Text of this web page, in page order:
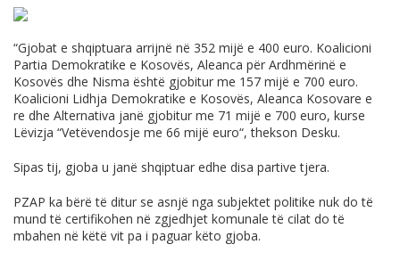
“Gjobat e shqiptuara arrijnë në 352 mijë e 400 euro. Koalicioni
Partia Demokratike e Kosovës, Aleanca për Ardhmërinë e
Kosovës dhe Nisma është gjobitur me 157 mijë e 700 euro.
Koalicioni Lidhja Demokratike e Kosovës, Aleanca Kosovare e
re dhe Alternativa janë gjobitur me 71 mijë e 700 euro, kurse
Lëvizja “Vetëvendosje me 66 mijë euro“, thekson Desku.
Sipas tij, gjoba u janë shqiptuar edhe disa partive tjera.
PZAP ka bërë të ditur se asnjë nga subjektet politike nuk do të
mund të certifikohen në zgjedhjet komunale të cilat do të
mbahen në këtë vit pa i paguar këto gjoba.